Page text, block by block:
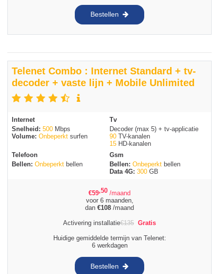
Bestellen
Telenet Combo : Internet Standard + tv-
decoder + vaste lijn + Mobile Unlimited
Internet
Snelheid: 500 Mbps
Volume: Onbeperkt surfen
Tv
Decoder (max 5) + tv-applicatie
90 TV-kanalen
15 HD-kanalen
Telefoon
Bellen: Onbeperkt bellen
Gsm
Bellen: Onbeperkt bellen
Data 4G: 300 GB
€59,50 /maand
voor 6 maanden,
dan €108 /maand
Activering installatie€135 Gratis
Huidige gemiddelde termijn van Telenet:
6 werkdagen
Bestellen